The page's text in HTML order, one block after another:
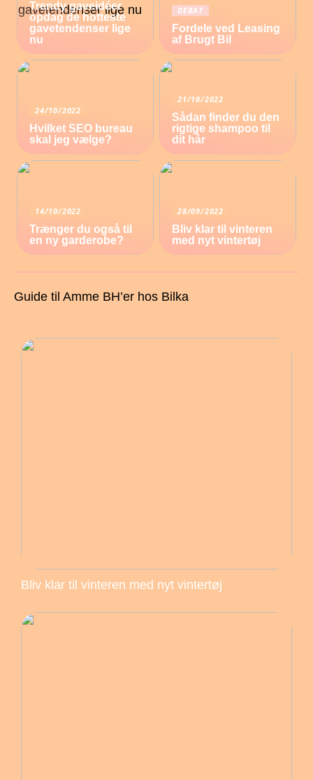
Trendy gaveidéer
opdag de hotteste
gavetendenser lige
nu
DEBAT
Fordele ved Leasing
af Brugt Bil
24/10/2022
Hvilket SEO bureau
skal jeg vælge?
21/10/2022
Sådan finder du den
rigtige shampoo til
dit hår
14/10/2022
Trænger du også til
en ny garderobe?
28/09/2022
Bliv klar til vinteren
med nyt vintertøj
Guide til Amme BH’er hos Bilka
Bliv klar til vinteren med nyt vintertøj